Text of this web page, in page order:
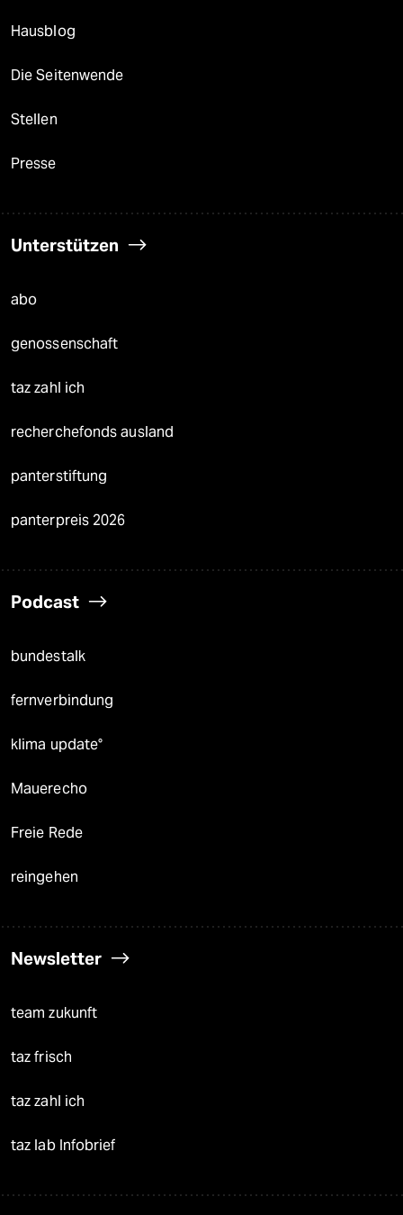
Hausblog
Die Seitenwende
Stellen
Presse
Unterstützen
abo
genossenschaft
taz zahl ich
recherchefonds ausland
panterstiftung
panterpreis 2026
Podcast
bundestalk
fernverbindung
klima update°
Mauerecho
Freie Rede
reingehen
Newsletter
team zukunft
taz frisch
taz zahl ich
taz lab Infobrief